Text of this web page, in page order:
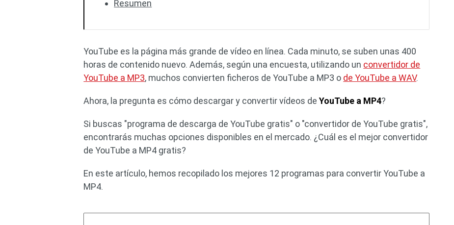
Resumen
YouTube es la página más grande de vídeo en línea. Cada minuto, se suben unas 400
horas de contenido nuevo. Además, según una encuesta, utilizando un convertidor de
YouTube a MP3, muchos convierten ficheros de YouTube a MP3 o de YouTube a WAV.
Ahora, la pregunta es cómo descargar y convertir vídeos deYouTube a MP4?
Si buscas "programa de descarga de YouTube gratis" o "convertidor de YouTube gratis",
encontrarás muchas opciones disponibles en el mercado. ¿Cuál es el mejor convertidor
de YouTube a MP4 gratis?
En este artículo, hemos recopilado los mejores 12 programas para convertir YouTube a
MP4.